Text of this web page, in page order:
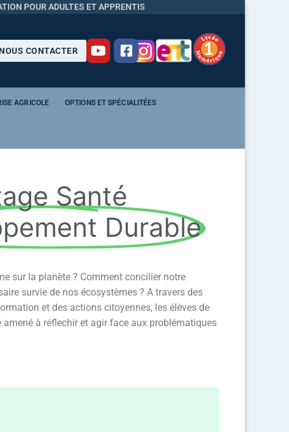
POUR ADULTES ET APPRENTIS
NOUS CONTACTER
AGRICOLE OPTIONS ET SPÉCIALITÉES
Santé
Durable
sur la planète ? Comment concilier notre
survie de nos écosystèmes ? A travers des
et des actions citoyennes, les élèves de
amené à réflechir et agir face aux problématiques